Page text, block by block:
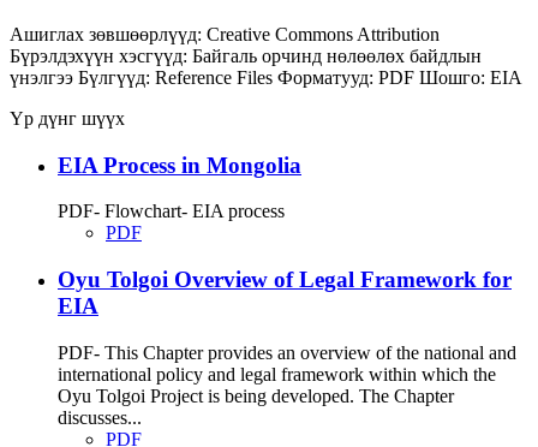
Ашиглах зөвшөөрлүүд: Creative Commons Attribution
Бүрэлдэхүүн хэсгүүд: Байгаль орчинд нөлөөлөх байдлын
үнэлгээ Бүлгүүд: Reference Files Форматууд: PDF Шошго: EIA
Үр дүнг шүүх
EIA Process in Mongolia
PDF- Flowchart- EIA process
PDF
Oyu Tolgoi Overview of Legal Framework for
EIA
PDF- This Chapter provides an overview of the national and
international policy and legal framework within which the
Oyu Tolgoi Project is being developed. The Chapter
discusses...
PDF